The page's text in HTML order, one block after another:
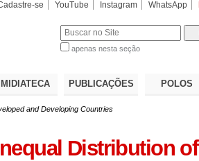
se YouTube Instagram WhatsApp
apenas nesta seção
MIDIATECA PUBLICAÇÕES POLOS
and Developing Countries
Distribution of